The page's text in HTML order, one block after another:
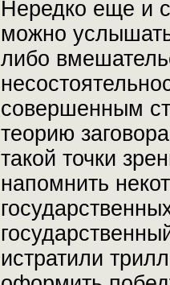
Нередко еще и
можно
либо
совершенным
теорию
такой точки
напомнить
истратили